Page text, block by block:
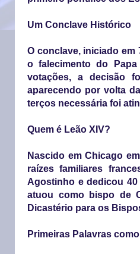
Um Conclave Histórico
O conclave, iniciado em
o falecimento do
votações, a decisão
aparecendo por volta
terços necessária foi
Quem é Leão XIV?
Nascido em Chicago
raízes familiares
Agostinho e dedicou
atuou como bispo de
Dicastério para os
Primeiras Palavras